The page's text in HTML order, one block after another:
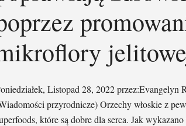
Listopad 28, 2022
przyrodnicze) Orzechy włoskie z
które są dobre dla serca. Jak